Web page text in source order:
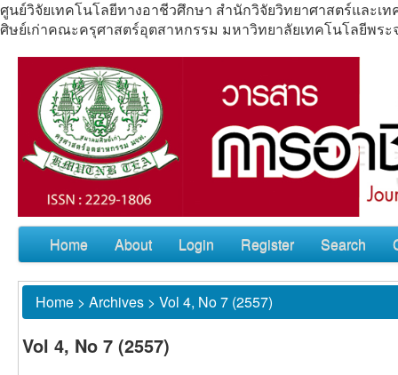
ศูนย์วิจัยเทคโนโลยีทางอาชีวศึกษา สำนักวิจัยวิทยาศาสตร์และ
ศิษย์เก่าคณะครุศาสตร์อุตสาหกรรม มหาวิทยาลัยเทคโนโลยีพระ
Home About Login Register Search
Home > Archives > Vol 4, No 7 (2557)
Vol 4, No 7 (2557)